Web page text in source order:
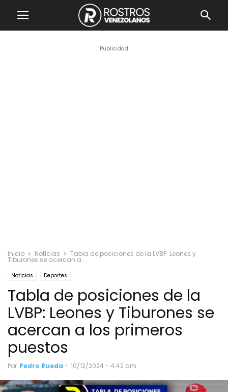
Publicidad
Inicio Noticias Tabla de posiciones de la LVBP: Leones y
Tiburones se acercan a...
Noticias Deportes
Tabla de posiciones de la
LVBP: Leones y Tiburones se
acercan a los primeros
puestos
Por Pedro Rueda - 10/12/2024 - 4:42 am